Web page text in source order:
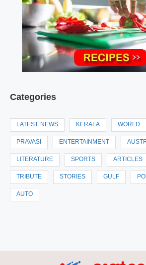
Categories
LATEST NEWS KERALA WORLD
PRAVASI ENTERTAINMENT
LITERATURE SPORTS ARTICLES
TRIBUTE STORIES GULF
AUTO